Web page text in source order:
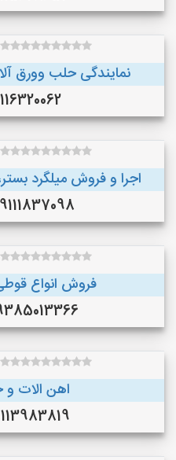
نمایندگی حلب وورق
09116320062
اجرا و فروش میلگرد
09111837098 (بندر
فروش انواع
09385013366
اهن الات
09113983819